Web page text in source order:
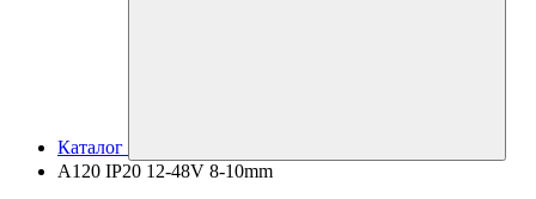
Каталог
A120 IP20 12-48V 8-10mm